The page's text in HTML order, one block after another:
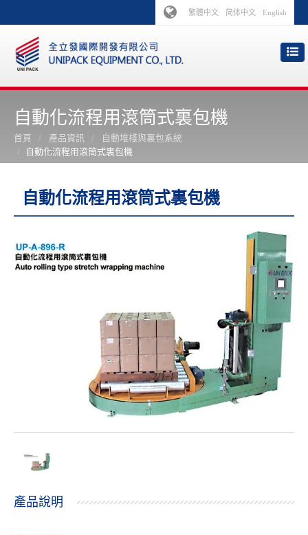
繁體中文 简体中文 English
自動化流程用滾筒式裏包機
首頁 產品資訊
自動堆棧與裏包系統
自動化流程用滾筒式裏包機
自動化流程用滾筒式裏包機
產品說明